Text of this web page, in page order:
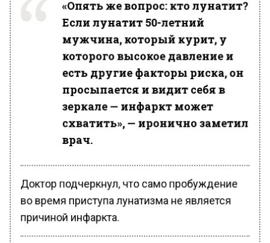
«Опять же вопрос: кто лунатит?
Если лунатит 50-летний
мужчина, который курит, у
которого высокое давление и
есть другие факторы риска, он
просыпается и видит себя в
зеркале — инфаркт может
схватить», — иронично заметил
врач.
Доктор подчеркнул, что само пробуждение
во время приступа лунатизма не является
причиной инфаркта.